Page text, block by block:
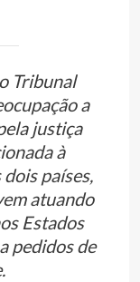
Tribunal
a
justiça
à
países,
atuando
Estados
pedidos de